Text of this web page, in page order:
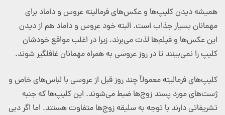
همیشه دیدن کلیپ‌ها و عکس‌های فرمالیته عروس و داماد برای
مهمانان بسیار جذاب است. البته خود عروس و داماد هم از دیدن
این عکس‌ها و فیلم‌ها لذت می‌برند. زیرا در اغلب مواقع خودشان
کلیپ را نمی‌بینند تا در روز عروسی به همراه مهمانان غافلگیر شوند.
کلیپ‌های فرمالیته معمولاً چند روز قبل از عروسی با لباس‌های خاص و
ژست‌های مورد پسند زوج‌ها ضبط می‌شوند. این کلیپ‌ها که جنبه
تشریفاتی دارند با توجه به سلیقه زوج‌ها متفاوت هستند. اما اگر دبی